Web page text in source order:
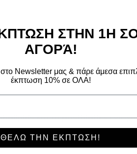
και ταpostbiotics
ΣΤΗΝ 1Η
ΑΓΟΡΆ!
Newsletter μας & πάρε άμεσα
έκπτωση 10% σε ΟΛΑ!
ΘΕΛΩ ΤΗΝ ΕΚΠΤΩΣΗ!